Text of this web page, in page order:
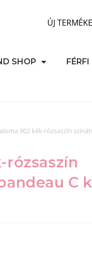
ÚJ
SHOP FÉRFI
902 kék-rózsaszín
rózsaszín
C